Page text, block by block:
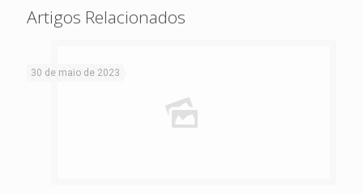
Artigos Relacionados
30 de maio de 2023